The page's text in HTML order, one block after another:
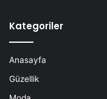
Kategoriler
Anasayfa
Güzellik